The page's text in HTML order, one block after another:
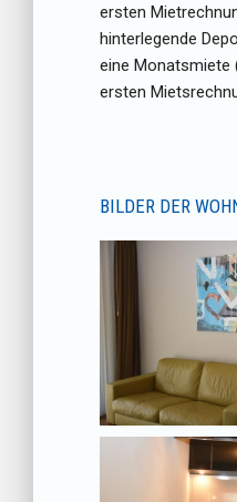
ersten
hinterlegende
eine Monatsmiete
ersten
BILDER DER